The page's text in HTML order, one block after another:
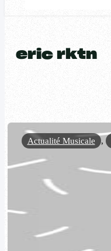
eric rktn
Actualité Musicale ,